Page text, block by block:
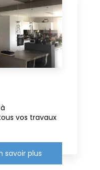
vos travaux
savoir plus